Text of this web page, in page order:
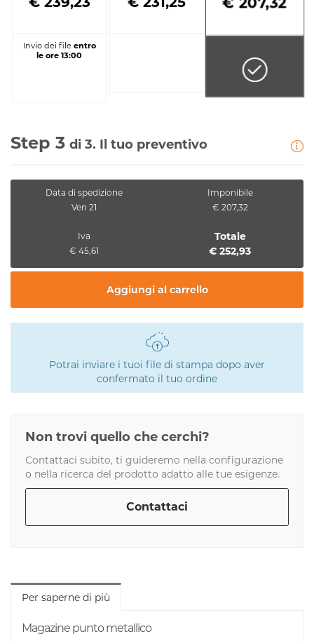
Invio dei file entro
le ore 13:00
Step 3 di 3. Il tuo preventivo
Data di spedizione
Ven 21
Imponibile
€ 207,32
Iva
€ 45,61
Totale
€ 252,93
Aggiungi al carrello
Potrai inviare i tuoi file di stampa dopo aver
confermato il tuo ordine
Non trovi quello che cerchi?
Contattaci subito, ti guideremo nella configurazione
o nella ricerca del prodotto adatto alle tue esigenze.
Contattaci
Per saperne di più
Magazine punto metallico